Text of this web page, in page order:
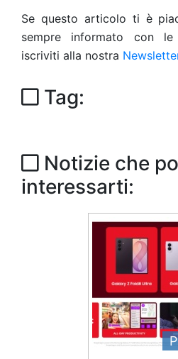
Se questo articolo ti è
sempre informato con
iscriviti alla nostra
Tag:
Notizie che
interessarti: